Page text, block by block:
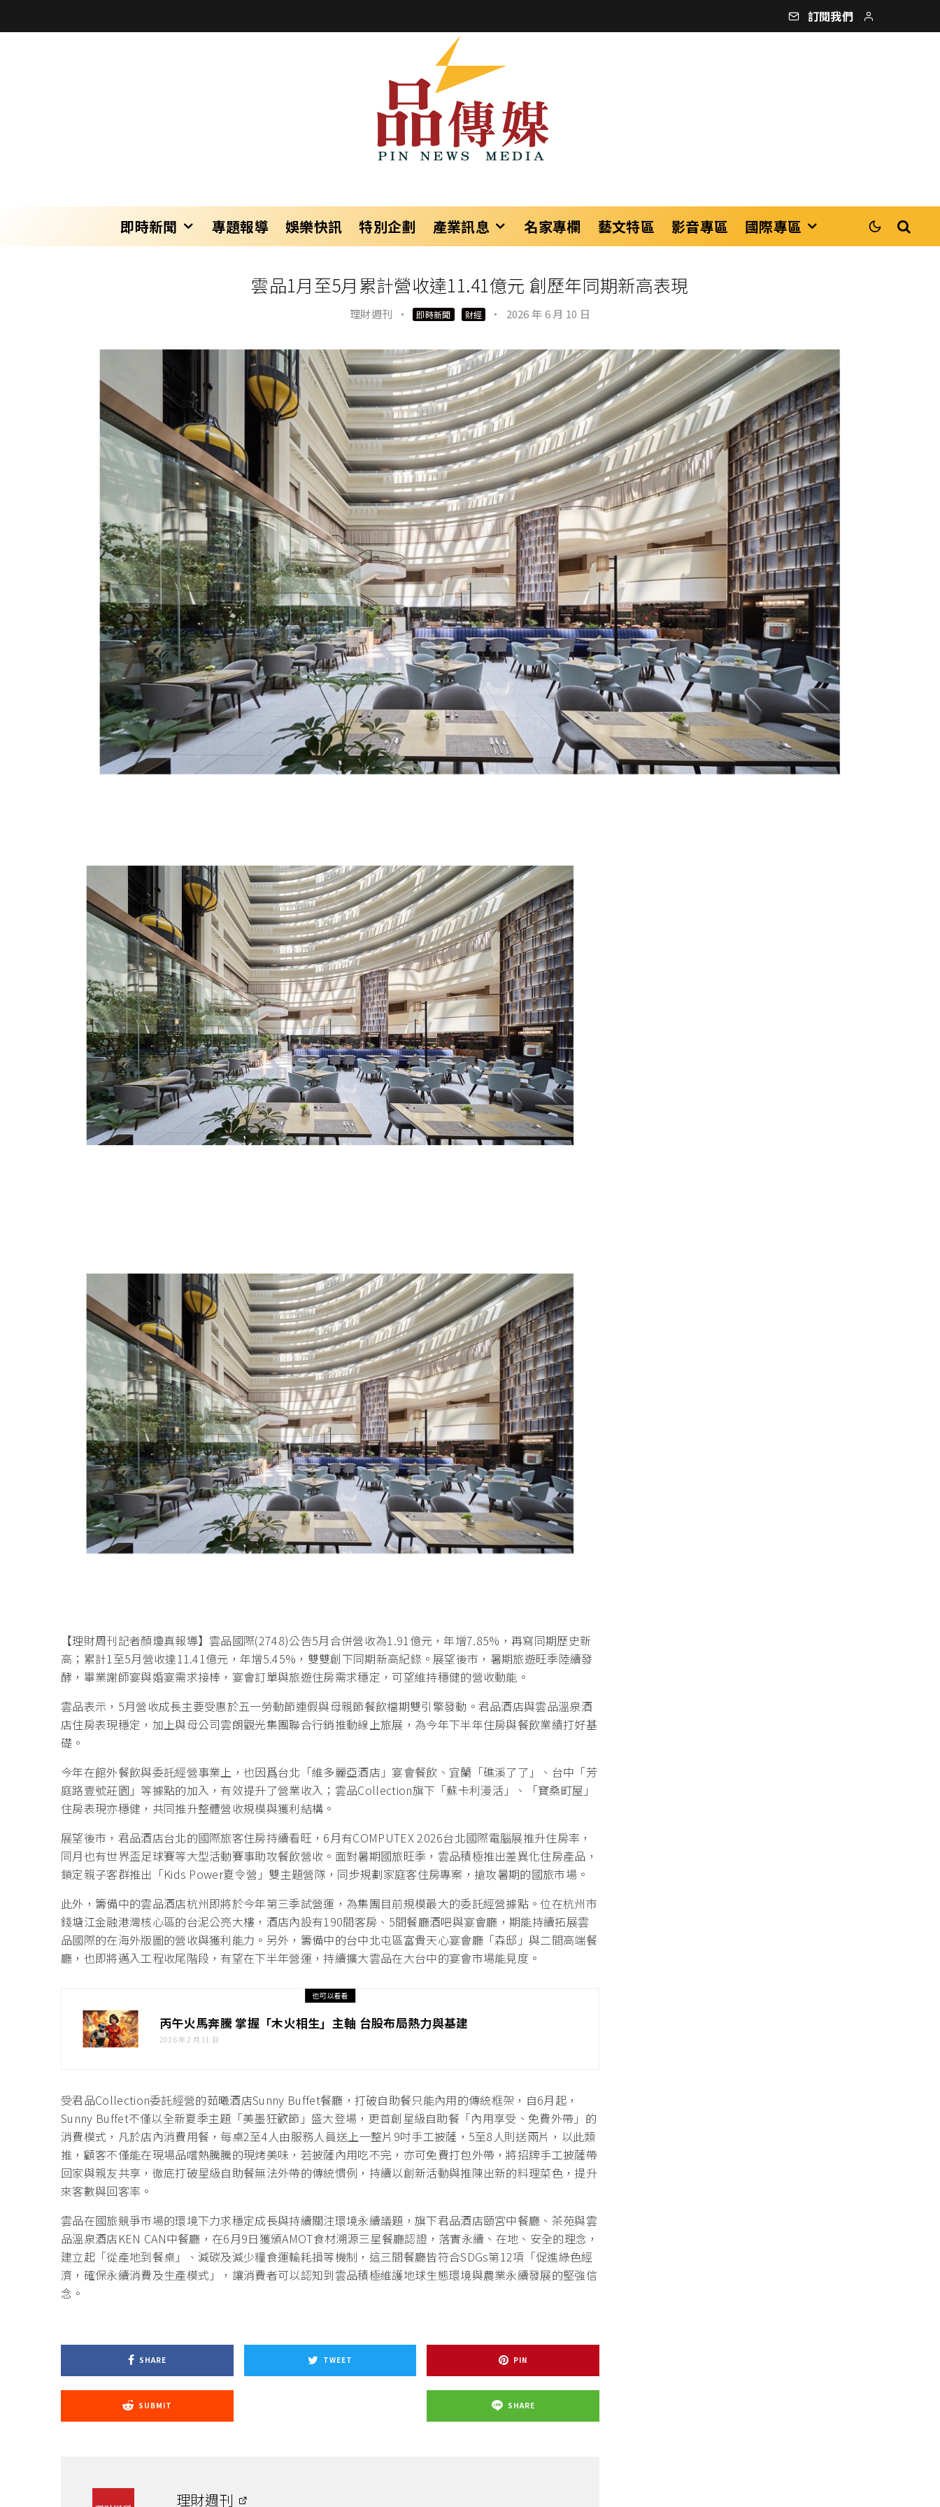
訂閱我們
即時新聞 專題報導 娛樂快訊 特別企劃 產業訊息 名家專欄 藝文特區 影音專區 國際專區
雲品1月至5月累計營收達11.41億元 創歷年同期新高表現
理財週刊 · 即時新聞 財經 · 2026 年 6 月 10 日
【理財周刊記者顏瓊真報導】雲品國際(2748)公告5月合併營收為1.91億元，年增7.85%，再寫同期歷史新
高；累計1至5月營收達11.41億元，年增5.45%，雙雙創下同期新高紀錄。展望後市，暑期旅遊旺季陸續發
酵，畢業謝師宴與婚宴需求接棒，宴會訂單與旅遊住房需求穩定，可望維持穩健的營收動能。
雲品表示，5月營收成長主要受惠於五一勞動節連假與母親節餐飲檔期雙引擎發動。君品酒店與雲品溫泉酒
店住房表現穩定，加上與母公司雲朗觀光集團聯合行銷推動線上旅展，為今年下半年住房與餐飲業績打好基
礎。
今年在館外餐飲與委託經營事業上，也因爲台北「維多麗亞酒店」宴會餐飲、宜蘭「礁溪了了」、台中「芳
庭路壹號莊園」等據點的加入，有效提升了營業收入；雲品Collection旗下「蘇卡利漫活」、「寶桑町屋」
住房表現亦穩健，共同推升整體營收規模與獲利結構。
展望後市，君品酒店台北的國際旅客住房持續看旺，6月有COMPUTEX 2026台北國際電腦展推升住房率，
同月也有世界盃足球賽等大型活動賽事助攻餐飲營收。面對暑期國旅旺季，雲品積極推出差異化住房產品，
鎖定親子客群推出「Kids Power夏令營」雙主題營隊，同步規劃家庭客住房專案，搶攻暑期的國旅市場。
此外，籌備中的雲品酒店杭州即將於今年第三季試營運，為集團目前規模最大的委託經營據點。位在杭州市
錢塘江金融港灣核心區的台泥公亮大樓，酒店內設有190間客房、5間餐廳酒吧與宴會廳，期能持續拓展雲
品國際的在海外版圖的營收與獲利能力。另外，籌備中的台中北屯區富貴天心宴會廳「森邸」與二間高端餐
廳，也即將邁入工程收尾階段，有望在下半年營運，持續擴大雲品在大台中的宴會市場能見度。
也可以看看
丙午火馬奔騰 掌握「木火相生」主軸 台股布局熱力與基建
2026 年 2 月 11 日
受君品Collection委託經營的茹曦酒店Sunny Buffet餐廳，打破自助餐只能內用的傳統框架，自6月起，
Sunny Buffet不僅以全新夏季主題「美墨狂歡節」盛大登場，更首創星級自助餐「內用享受、免費外帶」的
消費模式，凡於店內消費用餐，每桌2至4人由服務人員送上一整片9吋手工披薩，5至8人則送兩片，以此類
推，顧客不僅能在現場品嚐熱騰騰的現烤美味，若披薩內用吃不完，亦可免費打包外帶，將招牌手工披薩帶
回家與親友共享，徹底打破星級自助餐無法外帶的傳統慣例，持續以創新活動與推陳出新的料理菜色，提升
來客數與回客率。
雲品在國旅競爭市場的環境下力求穩定成長與持續關注環境永續議題，旗下君品酒店頤宮中餐廳、茶苑與雲
品溫泉酒店KEN CAN中餐廳，在6月9日獲頒AMOT食材溯源三星餐廳認證，落實永續、在地、安全的理念，
建立起「從產地到餐桌」、減碳及減少糧食運輸耗損等機制，這三間餐廳皆符合SDGs第12項「促進綠色經
濟，確保永續消費及生產模式」，讓消費者可以認知到雲品積極維護地球生態環境與農業永續發展的堅強信
念。
SHARE TWEET PIN
SUBMIT SHARE
理財週刊